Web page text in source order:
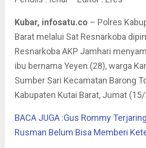
Kubar, infosatu.co – Polres
Barat melalui Sat Resnarkoba
Resnarkoba AKP Jamhari
ibu bernama Yeyen (28), warga
Sumber Sari Kecamatan Barong
Kabupaten Kutai Barat, Jumat
BACA JUGA :Gus Rommy
Rusman Belum Bisa Memberi